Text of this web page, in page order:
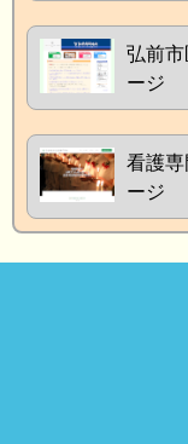
弘前
ージ
看護
ージ